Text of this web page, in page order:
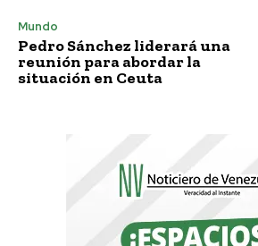
Mundo
Pedro Sánchez liderará una
reunión para abordar la
situación en Ceuta